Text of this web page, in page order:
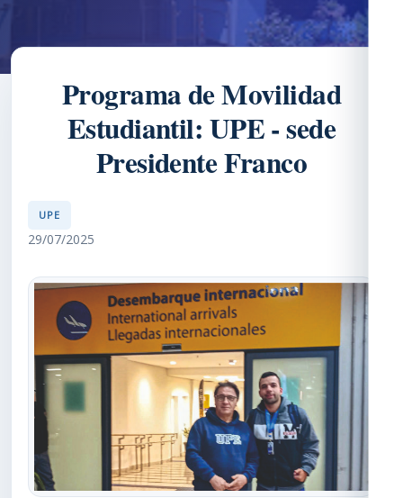
Programa de Movilidad
Estudiantil: UPE - sede
Presidente Franco
UPE
29/07/2025